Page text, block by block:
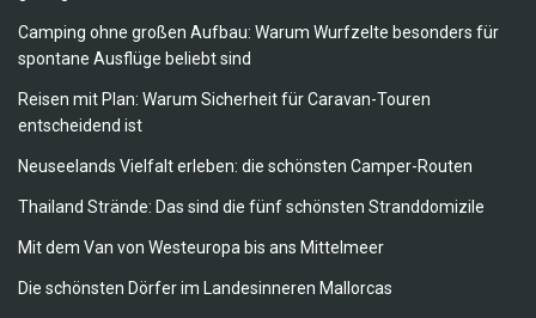
Camping ohne großen Aufbau: Warum Wurfzelte besonders für
spontane Ausflüge beliebt sind
Reisen mit Plan: Warum Sicherheit für Caravan-Touren
entscheidend ist
Neuseelands Vielfalt erleben: die schönsten Camper-Routen
Thailand Strände: Das sind die fünf schönsten Stranddomizile
Mit dem Van von Westeuropa bis ans Mittelmeer
Die schönsten Dörfer im Landesinneren Mallorcas